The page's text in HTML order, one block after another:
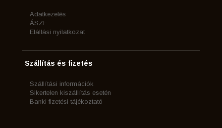
Adatkezelés
ÁSZF
Elállási nyilatkozat
Szállítás és fizetés
Szállítási információk
Sikertelen kiszállítás esetén
Banki fizetési tájékoztató